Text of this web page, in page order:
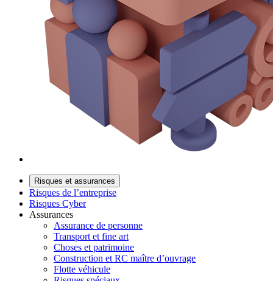
Risques et assurances
Risques de l’entreprise
Risques Cyber
Assurances
Assurance de personne
Transport et fine art
Choses et patrimoine
Construction et RC maître d’ouvrage
Flotte véhicule